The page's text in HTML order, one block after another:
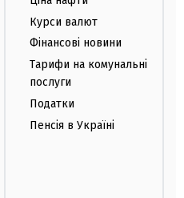
Курси валют
Фінансові новини
Тарифи на комунальні
послуги
Податки
Пенсія в Україні